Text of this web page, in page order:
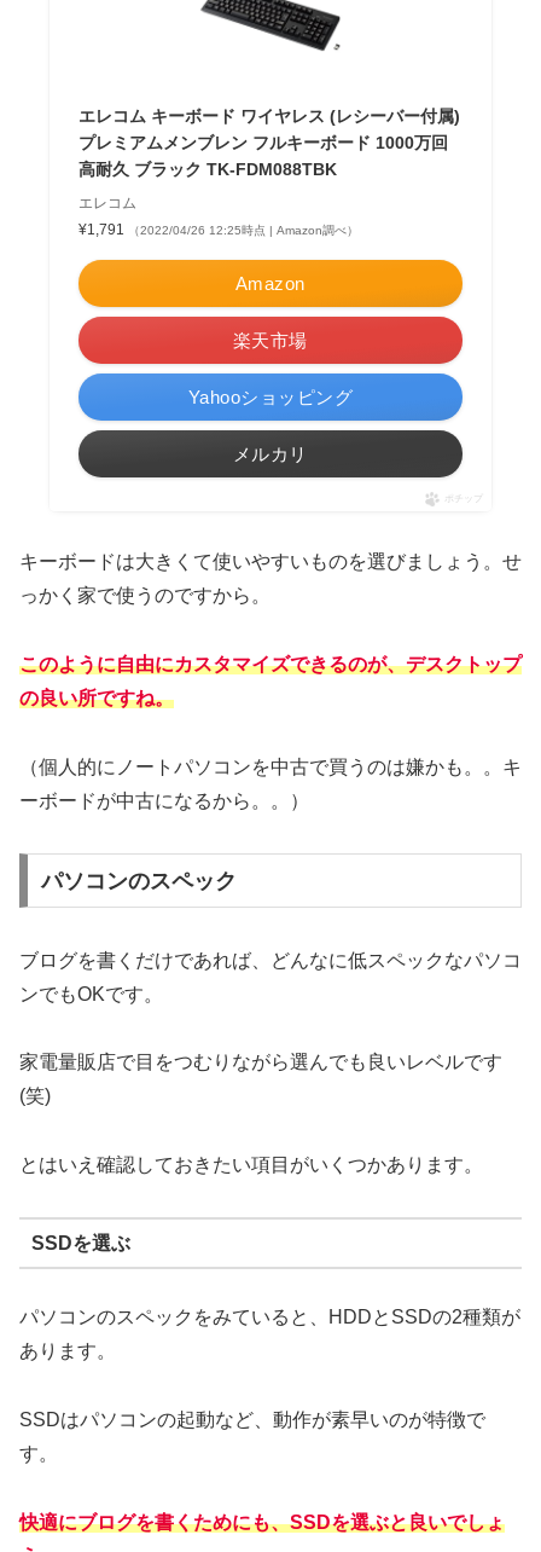
エレコム キーボード ワイヤレス (レシーバー付属)
プレミアムメンブレン フルキーボード 1000万回
高耐久 ブラック TK-FDM088TBK
エレコム
¥1,791
（2022/04/26 12:25時点 | Amazon調べ）
Amazon
楽天市場
Yahooショッピング
メルカリ
ポチップ
キーボードは大きくて使いやすいものを選びましょう。せ
っかく家で使うのですから。
このように自由にカスタマイズできるのが、デスクトップ
の良い所ですね。
（個人的にノートパソコンを中古で買うのは嫌かも。。キ
ーボードが中古になるから。。）
パソコンのスペック
ブログを書くだけであれば、どんなに低スペックなパソコ
ンでもOKです。
家電量販店で目をつむりながら選んでも良いレベルです
(笑)
とはいえ確認しておきたい項目がいくつかあります。
SSDを選ぶ
パソコンのスペックをみていると、HDDとSSDの2種類が
あります。
SSDはパソコンの起動など、動作が素早いのが特徴で
す。
快適にブログを書くためにも、SSDを選ぶと良いでしょ